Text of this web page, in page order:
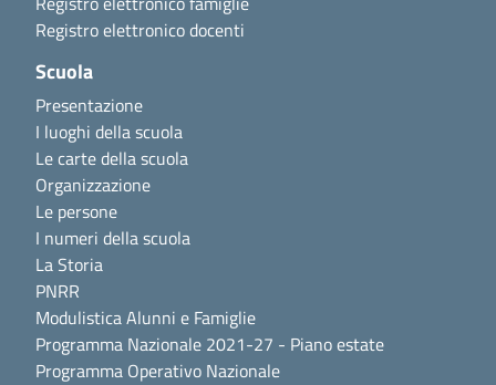
Registro elettronico docenti
Scuola
Presentazione
I luoghi della scuola
Le carte della scuola
Organizzazione
Le persone
I numeri della scuola
La Storia
PNRR
Modulistica Alunni e Famiglie
Programma Nazionale 2021-27 - Piano estate
Programma Operativo Nazionale